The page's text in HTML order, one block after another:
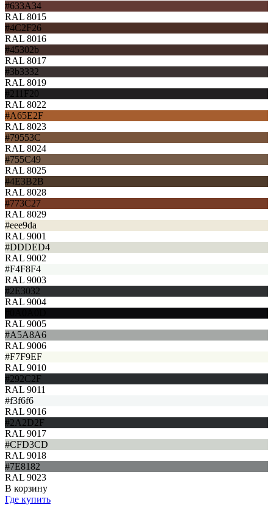
#633A34
RAL 8015
#4C2F26
RAL 8016
#45302b
RAL 8017
#3b3332
RAL 8019
#211F20
RAL 8022
#A65E2F
RAL 8023
#79553C
RAL 8024
#755C49
RAL 8025
#4E3B2B
RAL 8028
#773C27
RAL 8029
#eee9da
RAL 9001
#DDDED4
RAL 9002
#F4F8F4
RAL 9003
#2E3032
RAL 9004
RAL 9005
#A5A8A6
RAL 9006
#F7F9EF
RAL 9010
#292C2F
RAL 9011
#f3f6f6
RAL 9016
#2A2D2F
RAL 9017
#CFD3CD
RAL 9018
#7E8182
RAL 9023
В корзину
Где купить